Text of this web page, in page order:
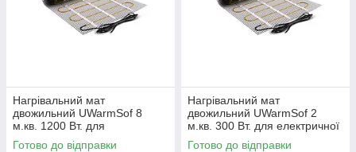
Нагрівальний мат
двожильний UWarmSof 8
м.кв. 1200 Вт. для
електричної теплої підлоги
Готово до відправки
Нагрівальний мат
двожильний UWarmSof 2
м.кв. 300 Вт. для електричної
теплої підлоги
Готово до відправки